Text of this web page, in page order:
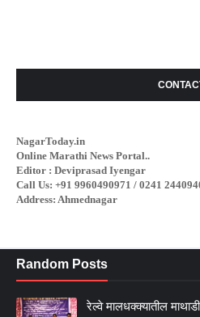
NagarToday.in
Online Marathi News Portal..
Editor : Deviprasad Iyengar
Call Us: +91 9960490971 / 0241
Address: Ahmednagar
Random Posts
रेल्वे मालधक्क्यातील